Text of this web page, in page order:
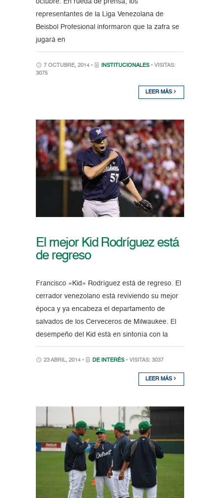
octubre. En rueda de prensa, los
representantes de la Liga Venezolana de
Beisbol Profesional informaron que la zafra se
jugará en
7 OCTUBRE, 2014 • INSTITUCIONALES • VISITAS:
3075
LEER MÁS
El mejor Kid Rodríguez está
de regreso
Francisco «Kid» Rodríguez está de regreso. El
cerrador venezolano está reviviendo su mejor
época y ya encabeza el departamento de
salvados de los Cerveceros de Milwaukee. El
desempeño del Kid está en sintonía con la
23 ABRIL, 2014 • DE INTERÉS • VISITAS: 3037
LEER MÁS